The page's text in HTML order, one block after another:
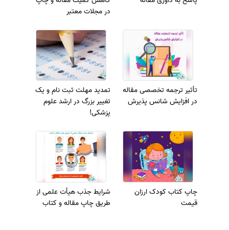
در مجلات معتبر
تأثیر ترجمه تخصصی مقاله
در افزایش شانس پذیرش
تمدید مهلت ثبت نام و یک
تغییر بزرگ در ارشد علوم
پزشکی!
چاپ کتاب کودک ارزان
قیمت
شرایط جذب هیأت علمی از
طریق چاپ مقاله و کتاب